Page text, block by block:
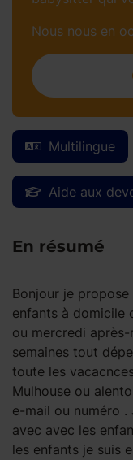
Multilingue
Aide aux
En résumé
Bonjour je
enfants à domicile
ou mercredi
semaines tout
toute les
Mulhouse ou
e-mail ou numéro .
avec avec les
les enfants je suis
Nous nous en